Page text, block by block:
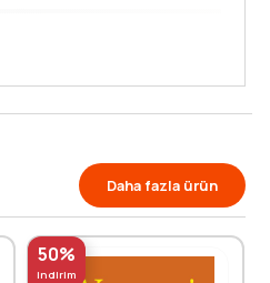
Daha fazla ürün
50%
indirim